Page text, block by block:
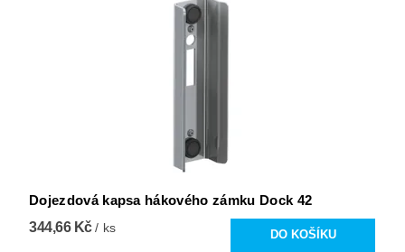
Dojezdová kapsa hákového zámku Dock 42
344,66 Kč/ ks